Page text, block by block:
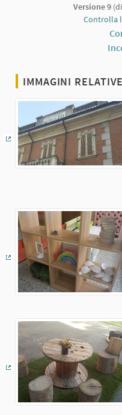
Versione 9
Controlla
IMMAGINI RELATIVE
(Collegamento esterno)
(Collegamento esterno)
(Collegamento esterno)